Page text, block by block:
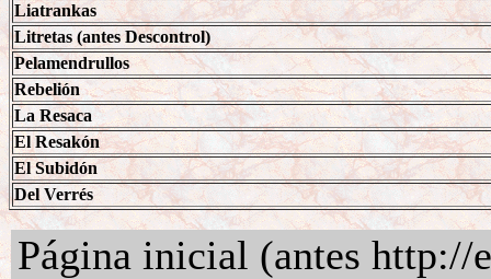
Liatrankas
Litretas (antes Descontrol)
Pelamendrullos
Rebelión
La Resaca
El Resakón
El Subidón
Del Verrés
Página inicial (antes http://